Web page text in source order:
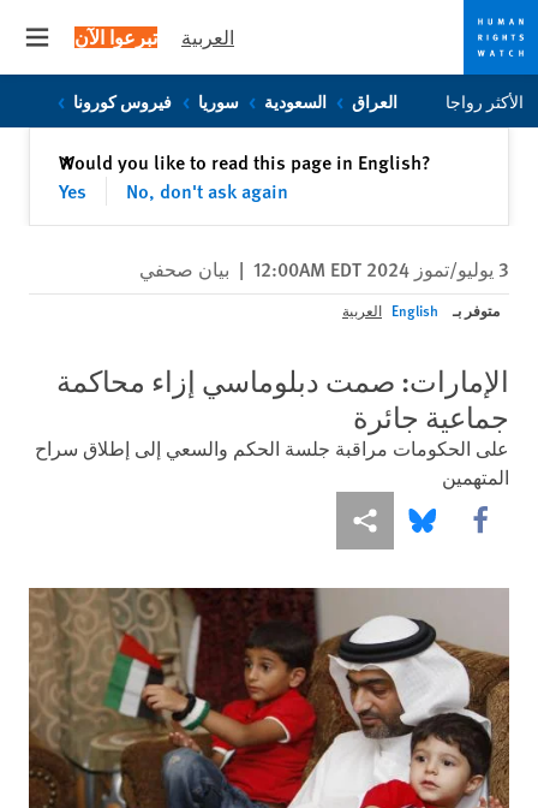
Skip
to
Skip
to
العربية تبرعوا الآن
الأكثر رواجا العراق السعودية سوريا فيروس كورونا
Would you like to read this page in English?
Yes
No, don't ask again
✕إغلاق
3 يوليو/تموز 2024 12:00AM EDT | بيان صحفي
متوفر بـ English العربية
الإمارات: صمت دبلوماسي إزاء محاكمة
جماعية جائرة
على الحكومات مراقبة جلسة الحكم والسعي إلى إطلاق سراح
المتهمين
Share this via Facebook
Share this via Bluesky
Share this via مشاركة